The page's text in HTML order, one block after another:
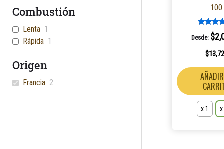
Combustión
Lenta 1
Rápida 1
Origen
Francia 2
100
5.00
Desde: $
$
x 1